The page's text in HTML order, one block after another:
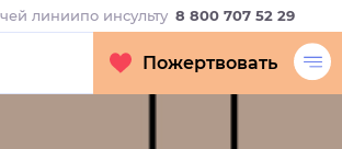
линиипо инсульту 8 800 707 52 29
Пожертвовать